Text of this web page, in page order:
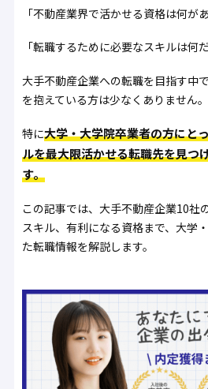
「不動産業界で活かせる資格は何が
「転職するために必要なスキルは何だ
大手不動産企業への転職を目指す中
を抱えている方は少なくありません。
特に大学・大学院卒業者の方にと
ルを最大限活かせる転職先を見つ
す。
この記事では、大手不動産企業10社
スキル、有利になる資格まで、大学
た転職情報を解説します。